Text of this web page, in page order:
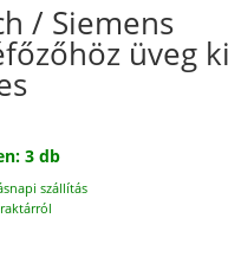
/ Siemens
üveg
3 db
szállítás